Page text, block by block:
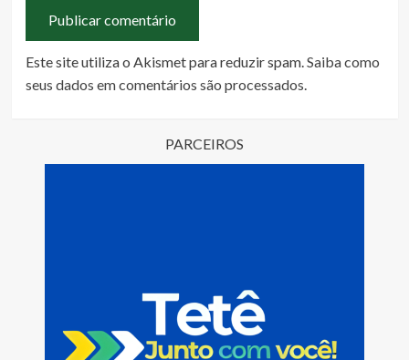
Este site utiliza o Akismet para reduzir spam. Saiba como
seus dados em comentários são processados
PARCEIROS